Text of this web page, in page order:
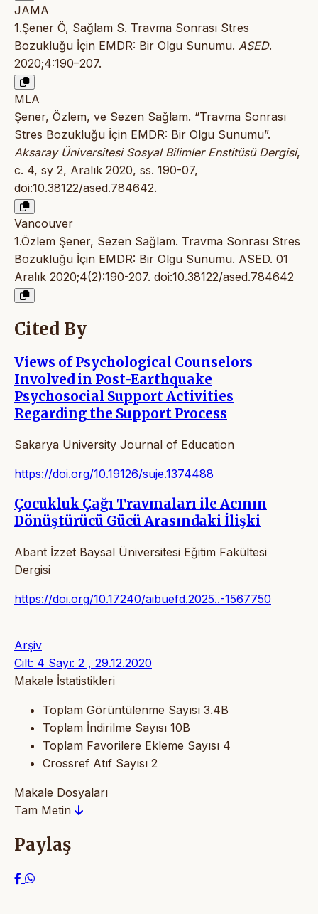
JAMA
1.Şener Ö, Sağlam S. Travma Sonrası Stres
Bozukluğu İçin EMDR: Bir Olgu Sunumu. ASED.
2020;4:190–207.
MLA
Şener, Özlem, ve Sezen Sağlam. “Travma Sonrası
Stres Bozukluğu İçin EMDR: Bir Olgu Sunumu”.
Aksaray Üniversitesi Sosyal Bilimler Enstitüsü Dergisi,
c. 4, sy 2, Aralık 2020, ss. 190-07,
doi:10.38122/ased.784642.
Vancouver
1.Özlem Şener, Sezen Sağlam. Travma Sonrası Stres
Bozukluğu İçin EMDR: Bir Olgu Sunumu. ASED. 01
Aralık 2020;4(2):190-207. doi:10.38122/ased.784642
Cited By
Views of Psychological Counselors
Involved in Post-Earthquake
Psychosocial Support Activities
Regarding the Support Process
Sakarya University Journal of Education
https://doi.org/10.19126/suje.1374488
Çocukluk Çağı Travmaları ile Acının
Dönüştürücü Gücü Arasındaki İlişki
Abant İzzet Baysal Üniversitesi Eğitim Fakültesi
Dergisi
https://doi.org/10.17240/aibuefd.2025..-1567750
Arşiv
Cilt: 4 Sayı: 2 , 29.12.2020
Makale İstatistikleri
Toplam Görüntülenme Sayısı 3.4B
Toplam İndirilme Sayısı 10B
Toplam Favorilere Ekleme Sayısı 4
Crossref Atıf Sayısı 2
Makale Dosyaları
Tam Metin
Paylaş